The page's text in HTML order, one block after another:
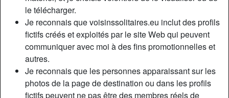
le télécharger.
Je reconnais que voisinssolitaires.eu inclut des profils
fictifs créés et exploités par le site Web qui peuvent
communiquer avec moi à des fins promotionnelles et
autres.
Je reconnais que les personnes apparaissant sur les
photos de la page de destination ou dans les profils
fictifs peuvent ne pas être des membres réels de
Relation:
Couleur des cheveux:
Blonde
Couleur des yeux:
Bleu
Épilé(e):
Oui
Description